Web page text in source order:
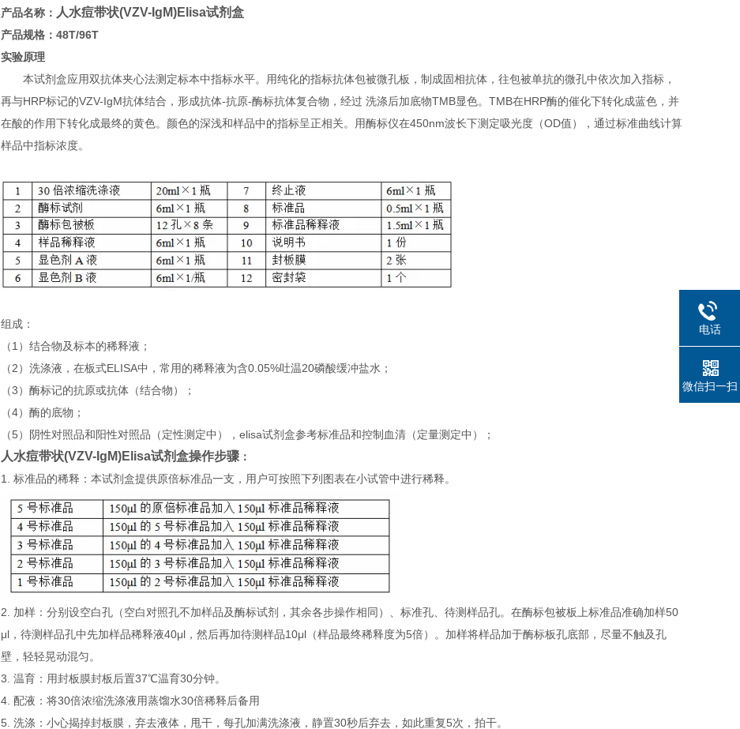
产品名称： 人水痘带状(VZV-IgM)Elisa试剂盒
产品规格：48T/96T
实验原理
本试剂盒应用双抗体夹心法测定标本中指标水平。用纯化的指标抗体包被微孔板，制成固相抗体，往包被单抗的微孔中依次加入指标，
再与HRP标记的VZV-IgM抗体结合，形成抗体-抗原-酶标抗体复合物，经过 洗涤后加底物TMB显色。TMB在HRP酶的催化下转化成蓝色，并
在酸的作用下转化成最终的黄色。颜色的深浅和样品中的指标呈正相关。用酶标仪在450nm波长下测定吸光度（OD值），通过标准曲线计算
样品中指标浓度。
组成：
（1）结合物及标本的稀释液；
（2）洗涤液，在板式ELISA中，常用的稀释液为含0.05%吐温20磷酸缓冲盐水；
（3）酶标记的抗原或抗体（结合物）；
（4）酶的底物；
（5）阴性对照品和阳性对照品（定性测定中），elisa试剂盒参考标准品和控制血清（定量测定中）；
人水痘带状(VZV-IgM)Elisa试剂盒操作步骤 ：
1. 标准品的稀释：本试剂盒提供原倍标准品一支，用户可按照下列图表在小试管中进行稀释。
2. 加样：分别设空白孔（空白对照孔不加样品及酶标试剂，其余各步操作相同）、标准孔、待测样品孔。在酶标包被板上标准品准确加样50
μl，待测样品孔中先加样品稀释液40μl，然后再加待测样品10μl（样品最终稀释度为5倍）。加样将样品加于酶标板孔底部，尽量不触及孔
壁，轻轻晃动混匀。
3. 温育：用封板膜封板后置37℃温育30分钟。
4. 配液：将30倍浓缩洗涤液用蒸馏水30倍稀释后备用
5. 洗涤：小心揭掉封板膜，弃去液体，甩干，每孔加满洗涤液，静置30秒后弃去，如此重复5次，拍干。
电话
微信扫一扫